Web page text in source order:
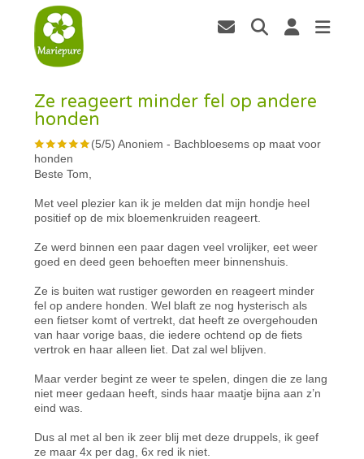
Ze reageert minder fel op andere
honden
(5/5)Anoniem - Bachbloesems op maat voor
honden
Beste Tom,
Met veel plezier kan ik je melden dat mijn hondje heel
positief op de mix bloemenkruiden reageert.
Ze werd binnen een paar dagen veel vrolijker, eet weer
goed en deed geen behoeften meer binnenshuis.
Ze is buiten wat rustiger geworden en reageert minder
fel op andere honden. Wel blaft ze nog hysterisch als
een fietser komt of vertrekt, dat heeft ze overgehouden
van haar vorige baas, die iedere ochtend op de fiets
vertrok en haar alleen liet. Dat zal wel blijven.
Maar verder begint ze weer te spelen, dingen die ze lang
niet meer gedaan heeft, sinds haar maatje bijna aan z’n
eind was.
Dus al met al ben ik zeer blij met deze druppels, ik geef
ze maar 4x per dag, 6x red ik niet.